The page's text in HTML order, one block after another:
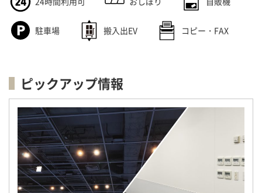
駐車場 搬入出EV コピー・FAX
ピックアップ情報